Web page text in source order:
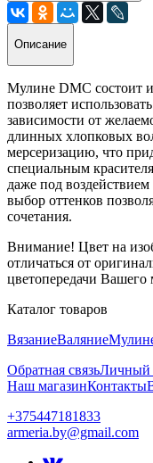
Описание
Мулине DMC состоит
позволяет
зависимости от
длинных хлопковых
мерсеризацию, что
специальным
даже под
выбор оттенков
сочетания.
Внимание! Цвет на
отличаться от
цветопередачи Вашего
Каталог товаров
ВязаниеВаляние
Обратная связьЛичный
Наш магазинКонтакты
+375447181833
armeria.by@gmail.com